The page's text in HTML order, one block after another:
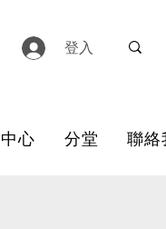
登入
心 分堂 聯絡